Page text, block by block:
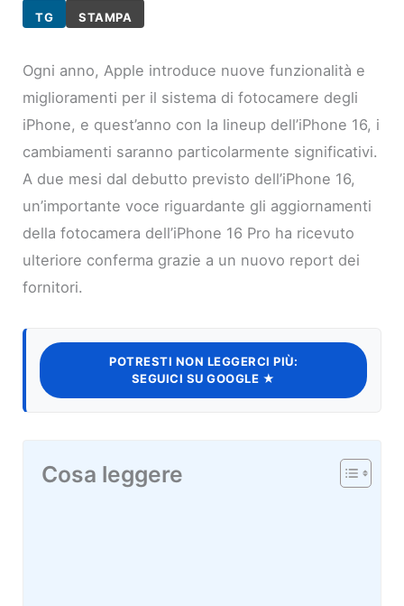
TG STAMPA
Ogni anno, Apple introduce nuove funzionalità e
miglioramenti per il sistema di fotocamere degli
iPhone, e quest’anno con la lineup dell’iPhone 16, i
cambiamenti saranno particolarmente significativi.
A due mesi dal debutto previsto dell’iPhone 16,
un’importante voce riguardante gli aggiornamenti
della fotocamera dell’iPhone 16 Pro ha ricevuto
ulteriore conferma grazie a un nuovo report dei
fornitori.
POTRESTI NON LEGGERCI PIÙ:
SEGUICI SU GOOGLE ★
Cosa leggere